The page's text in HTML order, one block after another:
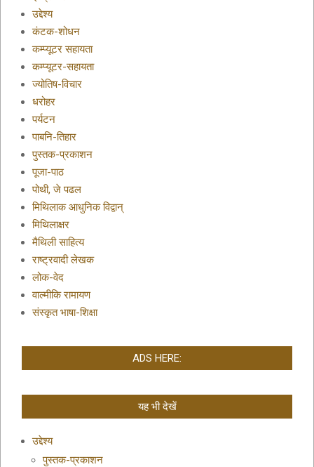
उद्देश्य
कंटक-शोधन
कम्प्यूटर सहायता
कम्प्यूटर-सहायता
ज्योतिष-विचार
धरोहर
पर्यटन
पाबनि-तिहार
पुस्तक-प्रकाशन
पूजा-पाठ
पोथी, जे पढल
मिथिलाक आधुनिक विद्वान्
मिथिलाक्षर
मैथिली साहित्य
राष्ट्रवादी लेखक
लोक-वेद
वाल्मीकि रामायण
संस्कृत भाषा-शिक्षा
ADS HERE:
यह भी देखें
उद्देश्य
पुस्तक-प्रकाशन